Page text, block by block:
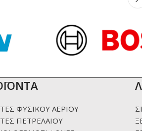
ΦΥΣΙΚΟΥ ΑΕΡΙΟΥ
ΠΕΤΡΕΛΑΙΟΥ